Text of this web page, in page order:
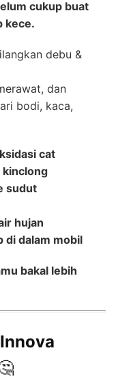
cukup buat
kece.
debu &
dan
bodi, kaca,
cat
kinclong
sudut
hujan
di dalam mobil
bakal lebih